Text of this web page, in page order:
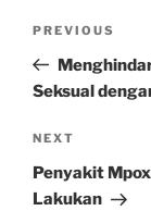
Previous
Post
PREVIOUS
Seksual
Next
Post
NEXT
Penyakit
Lakukan